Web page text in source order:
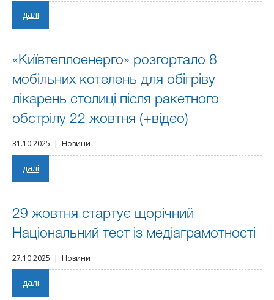
далі
«Київтеплоенерго» розгортало 8
мобільних котелень для обігріву
лікарень столиці після ракетного
обстрілу 22 жовтня (+відео)
31.10.2025 | Новини
далі
29 жовтня стартує щорічний
Національний тест із медіаграмотності
27.10.2025 | Новини
далі